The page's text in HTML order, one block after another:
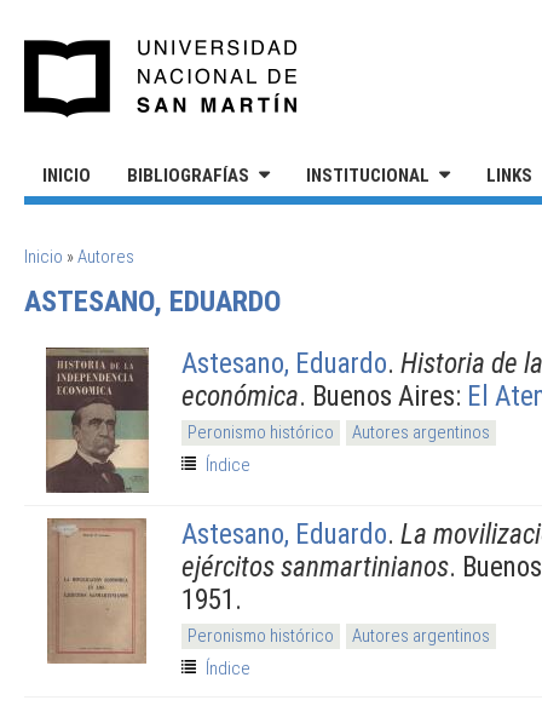
INICIO BIBLIOGRAFÍAS INSTITUCIONAL LINKS
SE ENCUENTRA USTED AQUÍ
Inicio »Autores
ASTESANO, EDUARDO
Astesano, Eduardo. Historia de
económica. Buenos Aires: El
Peronismo histórico
Autores argentinos
Índice
Astesano, Eduardo. La
ejércitos sanmartinianos.
1951.
Peronismo histórico
Autores argentinos
Índice